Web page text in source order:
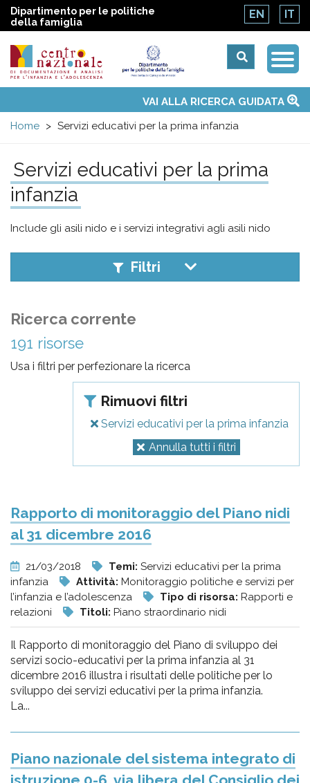
Dipartimento per le politiche
della famiglia
EN IT
Centro
nazionale
di
Documentazione
e
analisi
pr
l'infanzia
l'adolescenza
menu
Temi
Attività
Convenzione ONUVAI ALLA RICERCA GUIDATA
Home
Servizi educativi per la prima infanzia
Servizi educativi per la prima
infanzia
Include gli asili nido e i servizi integrativi agli asili nido
Filtri
Ricerca corrente
191 risorse
Usa i filtri per perfezionare la ricerca
Rimuovi filtri
Servizi educativi per la prima infanzia
Annulla tutti i filtri
Rapporto di monitoraggio del Piano nidi
al 31 dicembre 2016
21/03/2018 Temi: Servizi educativi per la prima
infanzia
Attività: Monitoraggio politiche e servizi per
l’infanzia e l’adolescenza
Tipo di risorsa: Rapporti e
relazioni
Titoli: Piano straordinario nidi
Il Rapporto di monitoraggio del Piano di sviluppo dei
servizi socio-educativi per la prima infanzia al 31
dicembre 2016 illustra i risultati delle politiche per lo
sviluppo dei servizi educativi per la prima infanzia.
La...
Piano nazionale del sistema integrato di